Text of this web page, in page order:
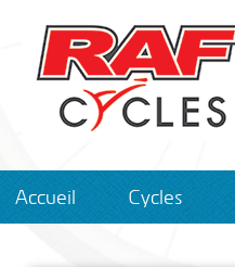
Accueil Cycles